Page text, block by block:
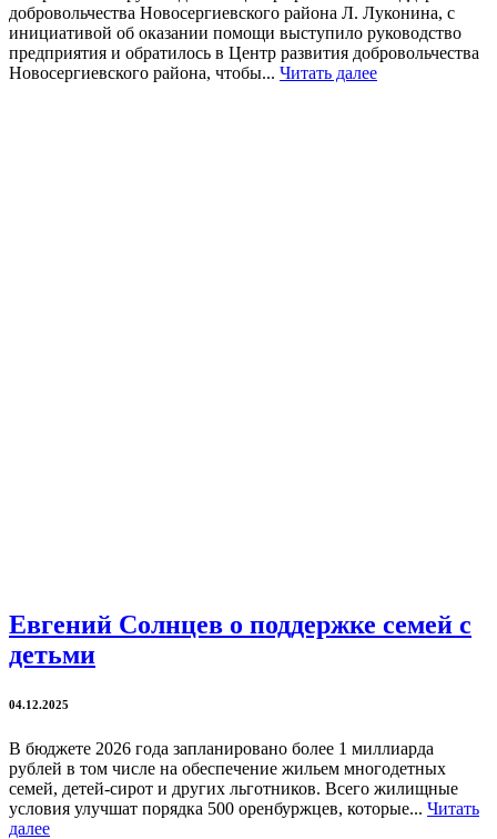
добровольчества Новосергиевского района Л. Луконина, с
инициативой об оказании помощи выступило руководство
предприятия и обратилось в Центр развития добровольчества
Новосергиевского района, чтобы... Читать далее
Евгений Солнцев о поддержке семей с
детьми
04.12.2025
В бюджете 2026 года запланировано более 1 миллиарда
рублей в том числе на обеспечение жильем многодетных
семей, детей-сирот и других льготников. Всего жилищные
условия улучшат порядка 500 оренбуржцев, которые... Читать
далее